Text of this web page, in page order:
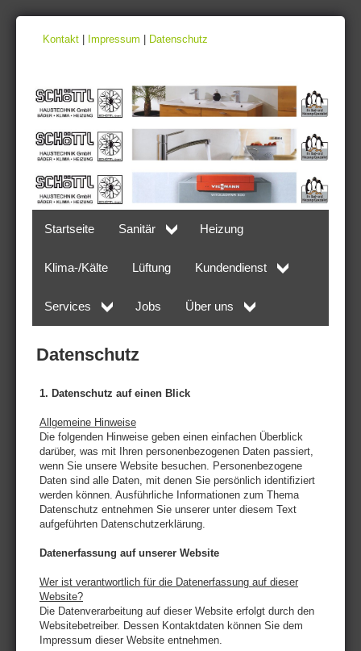
Kontakt Impressum Datenschutz
Startseite Sanitär Heizung
Klima-/Kälte Lüftung Kundendienst
Services Jobs Über uns
Datenschutz
1. Datenschutz auf einen Blick
Allgemeine Hinweise
Die folgenden Hinweise geben einen einfachen Überblick
darüber, was mit Ihren personenbezogenen Daten passiert,
wenn Sie unsere Website besuchen. Personenbezogene
Daten sind alle Daten, mit denen Sie persönlich identifiziert
werden können. Ausführliche Informationen zum Thema
Datenschutz entnehmen Sie unserer unter diesem Text
aufgeführten Datenschutzerklärung.
Datenerfassung auf unserer Website
Wer ist verantwortlich für die Datenerfassung auf dieser
Website?
Die Datenverarbeitung auf dieser Website erfolgt durch den
Websitebetreiber. Dessen Kontaktdaten können Sie dem
Impressum dieser Website entnehmen.